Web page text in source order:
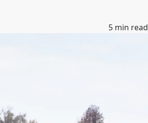
5 min read